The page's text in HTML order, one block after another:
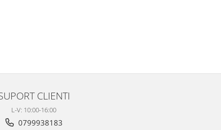
CLIENTI
L-V: 10:00-16:00
0799938183